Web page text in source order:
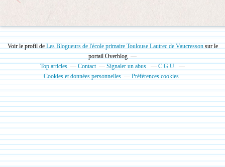
Voir le profil de Les Blogueurs de l'école primaire Toulouse Lautrec de Vaucressonsur le
portail Overblog
Top articles
Contact Signaler un abus
C.G.U.
Cookies et données personnelles
Préférences cookies